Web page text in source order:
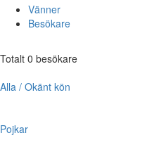
Vänner
Besökare
Totalt 0 besökare
Alla / Okänt kön
Pojkar